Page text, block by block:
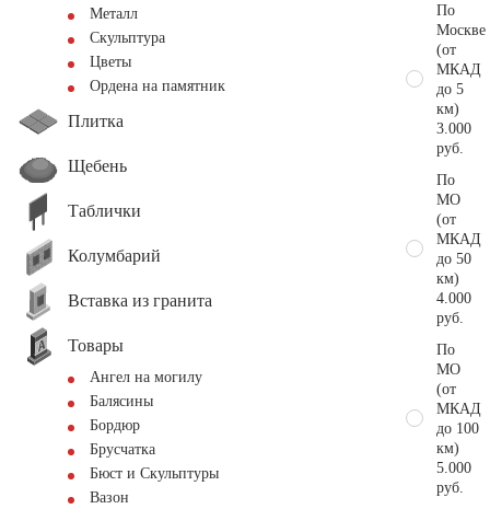
Металл
Скульптура
Цветы
Ордена на памятник
Плитка
Щебень
Таблички
Колумбарий
Вставка из гранита
Товары
Ангел на могилу
Балясины
Бордюр
Брусчатка
Бюст и Скульптуры
Вазон
По
Москве
(от
МКАД
до 5
км)
3.000
руб.
По
МО
(от
МКАД
до 50
км)
4.000
руб.
По
МО
(от
МКАД
до 100
км)
5.000
руб.